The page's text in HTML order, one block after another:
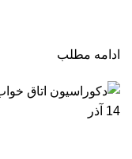
ادامه مطلب
14 آذر